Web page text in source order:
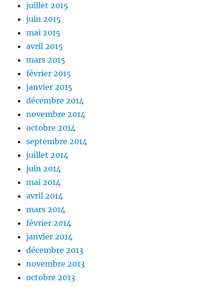
juillet 2015
juin 2015
mai 2015
avril 2015
mars 2015
février 2015
janvier 2015
décembre 2014
novembre 2014
octobre 2014
septembre 2014
juillet 2014
juin 2014
mai 2014
avril 2014
mars 2014
février 2014
janvier 2014
décembre 2013
novembre 2013
octobre 2013